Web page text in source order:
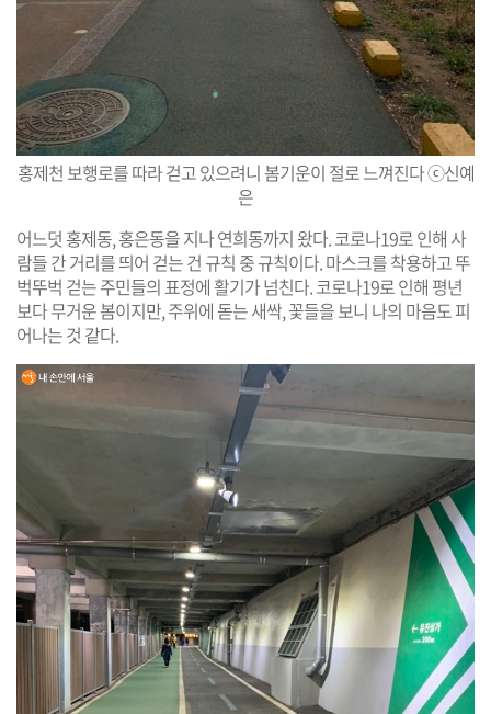
홍제천 보행로를 따라 걷고 있으려니 봄기운이 절로 느껴진다 ⓒ신예
은
어느덧 홍제동, 홍은동을 지나 연희동까지 왔다. 코로나19로 인해 사
람들 간 거리를 띄어 걷는 건 규칙 중 규칙이다. 마스크를 착용하고 뚜
벅뚜벅 걷는 주민들의 표정에 활기가 넘친다. 코로나19로 인해 평년
보다 무거운 봄이지만, 주위에 돋는 새싹, 꽃들을 보니 나의 마음도 피
어나는 것 같다.